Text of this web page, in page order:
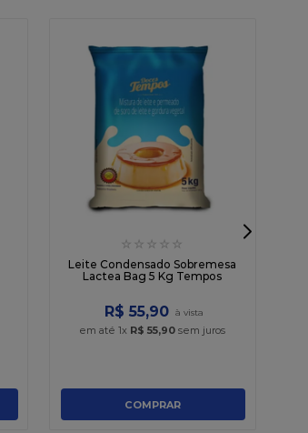
☆ ☆ ☆ ☆ ☆
Leite Condensado Sobremesa
Lactea Bag 5 Kg Tempos
R$ 55,90
em até1x R$ 55,90 sem juros
COMPRAR